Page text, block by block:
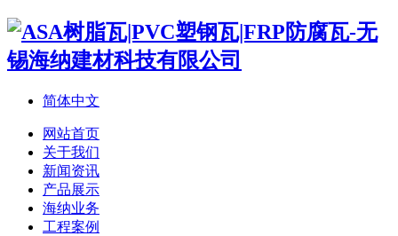
简体中文
网站首页
关于我们
新闻资讯
产品展示
海纳业务
工程案例